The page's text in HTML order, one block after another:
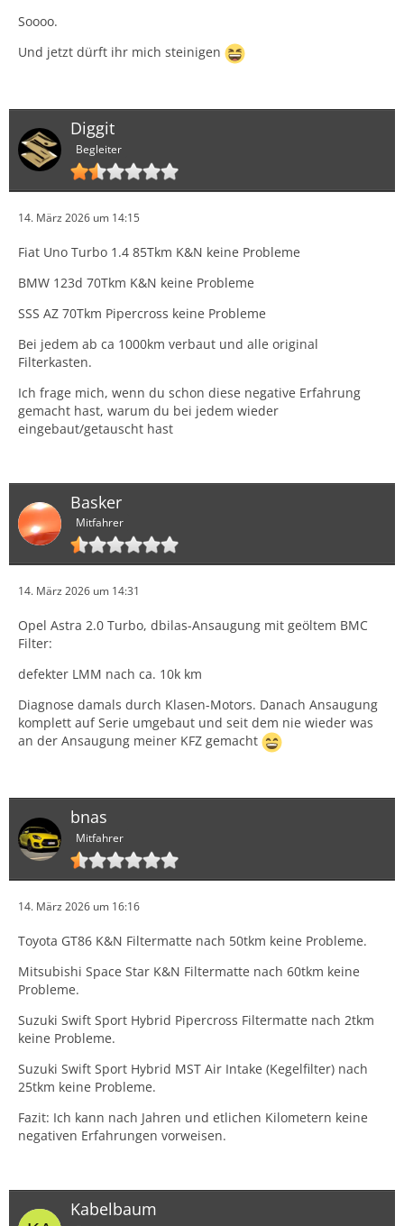
Soooo.
Und jetzt dürft ihr mich steinigen
Diggit
Begleiter
14. März 2026 um 14:15
Fiat Uno Turbo 1.4 85Tkm K&N keine Probleme
BMW 123d 70Tkm K&N keine Probleme
SSS AZ 70Tkm Pipercross keine Probleme
Bei jedem ab ca 1000km verbaut und alle original
Filterkasten.
Ich frage mich, wenn du schon diese negative Erfahrung
gemacht hast, warum du bei jedem wieder
eingebaut/getauscht hast
Basker
Mitfahrer
14. März 2026 um 14:31
Opel Astra 2.0 Turbo, dbilas-Ansaugung mit geöltem BMC
Filter:
defekter LMM nach ca. 10k km
Diagnose damals durch Klasen-Motors. Danach Ansaugung
komplett auf Serie umgebaut und seit dem nie wieder was
an der Ansaugung meiner KFZ gemacht
bnas
Mitfahrer
14. März 2026 um 16:16
Toyota GT86 K&N Filtermatte nach 50tkm keine Probleme.
Mitsubishi Space Star K&N Filtermatte nach 60tkm keine
Probleme.
Suzuki Swift Sport Hybrid Pipercross Filtermatte nach 2tkm
keine Probleme.
Suzuki Swift Sport Hybrid MST Air Intake (Kegelfilter) nach
25tkm keine Probleme.
Fazit: Ich kann nach Jahren und etlichen Kilometern keine
negativen Erfahrungen vorweisen.
Kabelbaum